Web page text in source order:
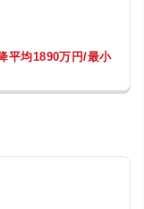
平均1890万円/最小